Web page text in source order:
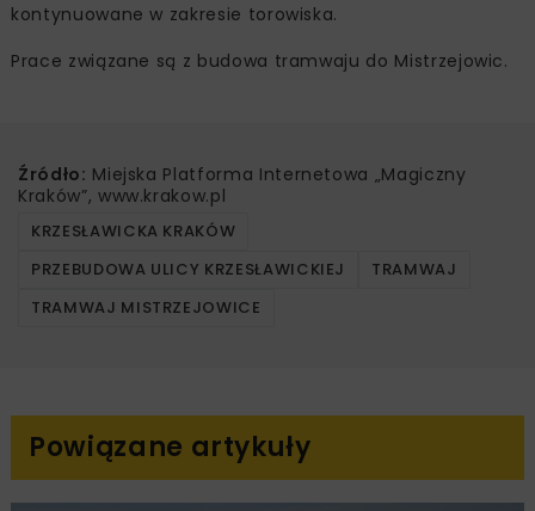
kontynuowane w zakresie torowiska.
Prace związane są z budowa tramwaju do Mistrzejowic.
Źródło: Miejska Platforma Internetowa „Magiczny
Kraków”, www.krakow.pl
KRZESŁAWICKA KRAKÓW
PRZEBUDOWA ULICY KRZESŁAWICKIEJ
TRAMWAJ
TRAMWAJ MISTRZEJOWICE
Powiązane artykuły